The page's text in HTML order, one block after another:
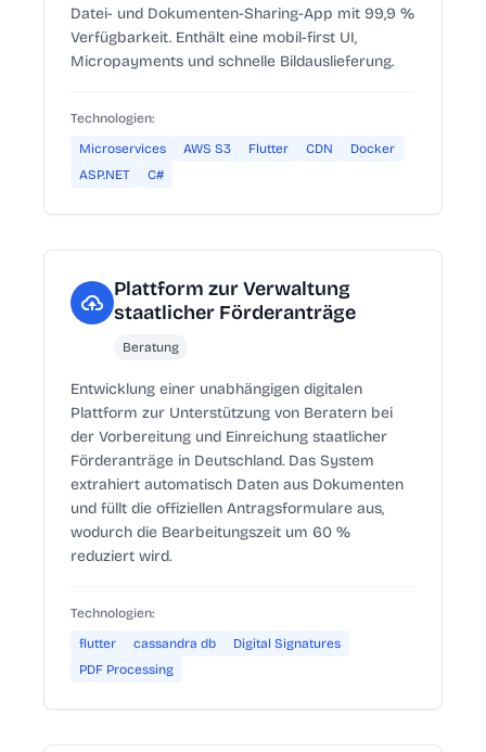
Datei- und Dokumenten-Sharing-App mit 99,9 %
Verfügbarkeit. Enthält eine mobil-first UI,
Micropayments und schnelle Bildauslieferung.
Technologien:
Microservices
AWS S3 Flutter CDN
Docker
ASP.NET
C#
Plattform zur Verwaltung
staatlicher Förderanträge
Beratung
Entwicklung einer unabhängigen digitalen
Plattform zur Unterstützung von Beratern bei
der Vorbereitung und Einreichung staatlicher
Förderanträge in Deutschland. Das System
extrahiert automatisch Daten aus Dokumenten
und füllt die offiziellen Antragsformulare aus,
wodurch die Bearbeitungszeit um 60 %
reduziert wird.
Technologien:
flutter
cassandra db
Digital Signatures
PDF Processing